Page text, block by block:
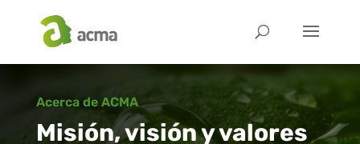
Acerca de ACMA
Misión, visión y valores